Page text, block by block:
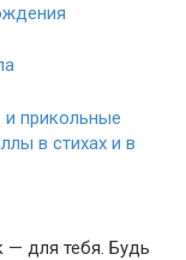
— для тебя. Будь